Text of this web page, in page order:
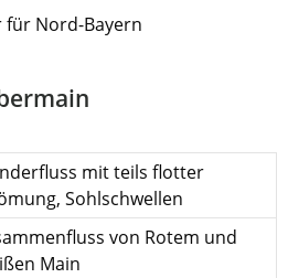
für Nord-Bayern
mit teils flotter
Sohlschwellen
von Rotem und
Main